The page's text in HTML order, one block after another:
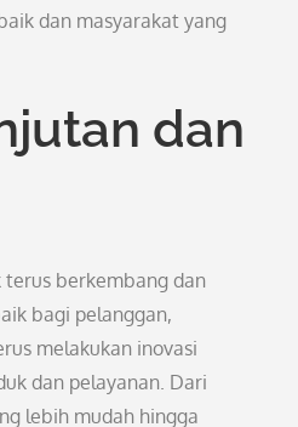
dan masyarakat yang
dan
berkembang dan
bagi pelanggan,
melakukan inovasi
dan pelayanan. Dari
lebih mudah hingga